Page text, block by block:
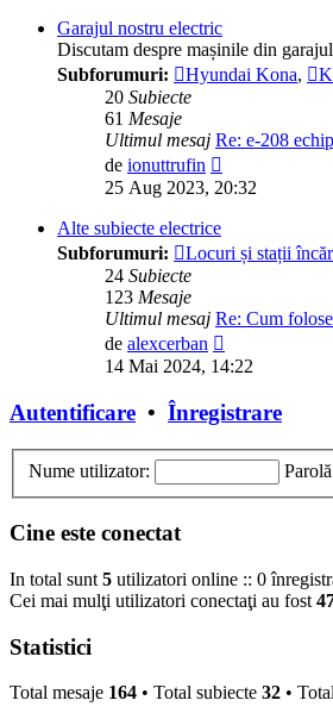
Garajul nostru electric
Discutam despre mașinile din
Subforumuri:
Hyundai Kona,
20 Subiecte
61 Mesaje
Ultimul mesaj Re: e-208
de ionuttrufin
ultimul
25 Aug 2023, 20:32
Alte subiecte electrice
Subforumuri:
Locuri și stații
24 Subiecte
123 Mesaje
Ultimul mesaj Re: Cum
de alexcerban
ultimul
14 Mai 2024, 14:22
Autentificare • Înregistrare
Nume utilizator:
Cine este conectat
In total sunt 5 utilizatori online :: 0
Cei mai mulţi utilizatori conectaţi au fost
Statistici
Total mesaje 164 • Total subiecte 32 •